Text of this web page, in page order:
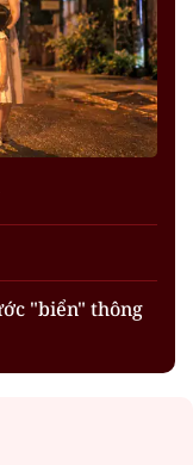
"biển" thông